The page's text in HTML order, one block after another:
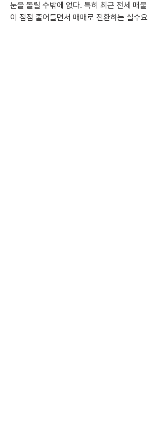
눈을 돌릴 수밖에 없다. 특히 최근 전세 매물
이 점점 줄어들면서 매매로 전환하는 실수요